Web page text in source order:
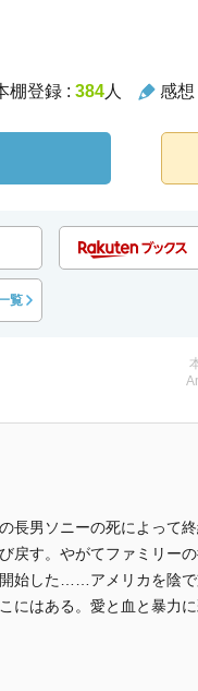
棚登録 : 384人 感想
覧
長男ソニーの死によって
戻す。やがてファミリー
開始した……アメリカを陰
にはある。愛と血と暴力